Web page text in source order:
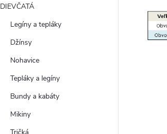
DIEVČATÁ
Legíny a tepláky
Džínsy
Nohavice
Tepláky a legíny
Bundy a kabáty
Mikiny